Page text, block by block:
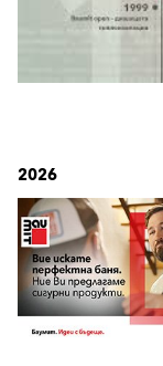
2026